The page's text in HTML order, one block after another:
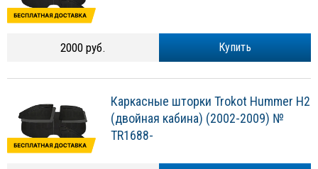
Купить
2000 руб.
Каркасные шторки Trokot Hummer H2
(двойная кабина) (2002-2009) №
TR1688-